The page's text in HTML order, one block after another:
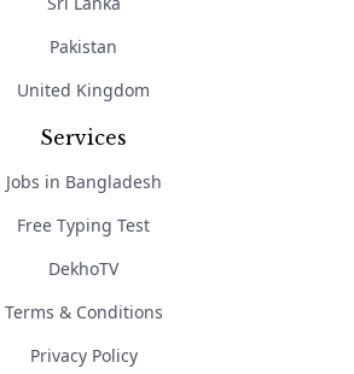
Pakistan
United Kingdom
Services
Jobs in Bangladesh
Free Typing Test
DekhoTV
Terms & Conditions
Privacy Policy